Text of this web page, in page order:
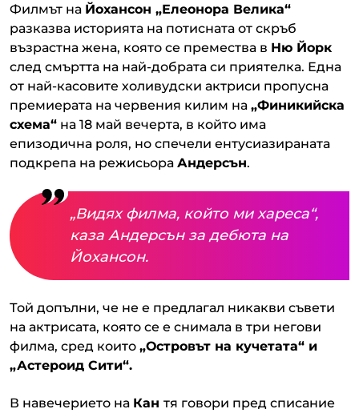
Филмът на Йохансон „Елеонора Велика“
разказва историята на потисната от скръб
възрастна жена, която се премества в Ню Йорк
след смъртта на най-добрата си приятелка. Една
от най-касовите холивудски актриси пропусна
премиерата на червения килим на „Финикийска
схема“ на 18 май вечерта, в който има
епизодична роля, но спечели ентусиазираната
подкрепа на режисьора Андерсън.
„Видях филма, който ми хареса“,
каза Андерсън за дебюта на
Йохансон.
Той допълни, че не е предлагал никакви съвети
на актрисата, която се е снимала в три негови
филма, сред които „Островът на кучетата“ и
„Астероид Сити“.
В навечерието на Кан тя говори пред списание